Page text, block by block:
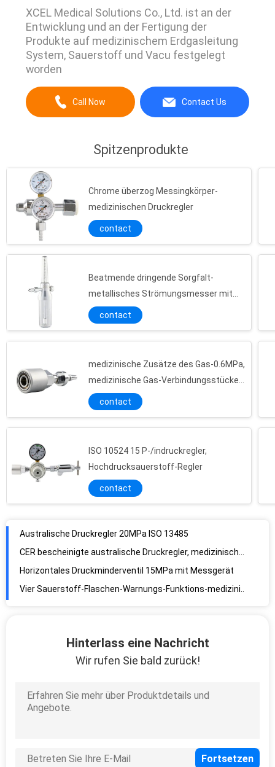
XCEL Medical Solutions Co., Ltd. ist an der
Entwicklung und an der Fertigung der
Produkte auf medizinischem Erdgasleitung
System, Sauerstoff und Vacu festgelegt
worden
Call Now Contact Us
Spitzenprodukte
Chrome überzog Messingkörper-
medizinischen Druckregler
contact
Beatmende dringende Sorgfalt-
metallisches Strömungsmesser mit
Befeuchter
contact
medizinische Zusätze des Gas-0.6MPa,
medizinische Gas-Verbindungsstücke
ISO 13485
contact
ISO 10524 15 P-/indruckregler,
Hochdrucksauerstoff-Regler
contact
Australische Druckregler 20MPa ISO 13485
Horizontales Druckminderventil 15MPa mit Messgerät
Schlauch Barb Adapter britischer Standard ISO 13485
400kPa Unfallstations-medizinische Strömungsmesser ISO 13485, medizinischer Sauerstoff-Strömungsmesser
Hinterlass eine Nachricht
Wir rufen Sie bald zurück!